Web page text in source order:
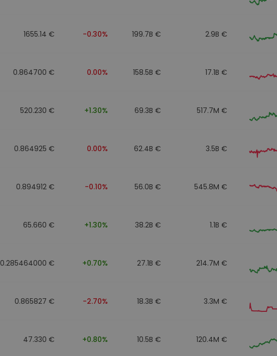
1655.14 € -0.30% 199.7B € 2.9B €
0.864700 € 0.00% 158.5B € 17.1B €
520.230 € +1.30% 69.3B € 517.7M €
0.864925 € 0.00% 62.4B € 3.5B €
0.894912 € -0.10% 56.0B € 545.8M €
65.660 € +1.30% 38.2B € 1.1B €
0.285464000 € +0.70% 27.1B € 214.7M €
0.865827 € -2.70% 18.3B € 3.3M €
47.330 € +0.80% 10.5B € 120.4M €